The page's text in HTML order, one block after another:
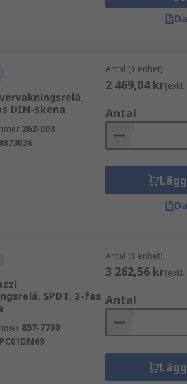
DIN-skena
262-003
Antal (1 enhet)
2 469,04 kr
Antal
SPDT, 3-fas
857-7700
Antal (1 enhet)
3 262,56 kr
Antal